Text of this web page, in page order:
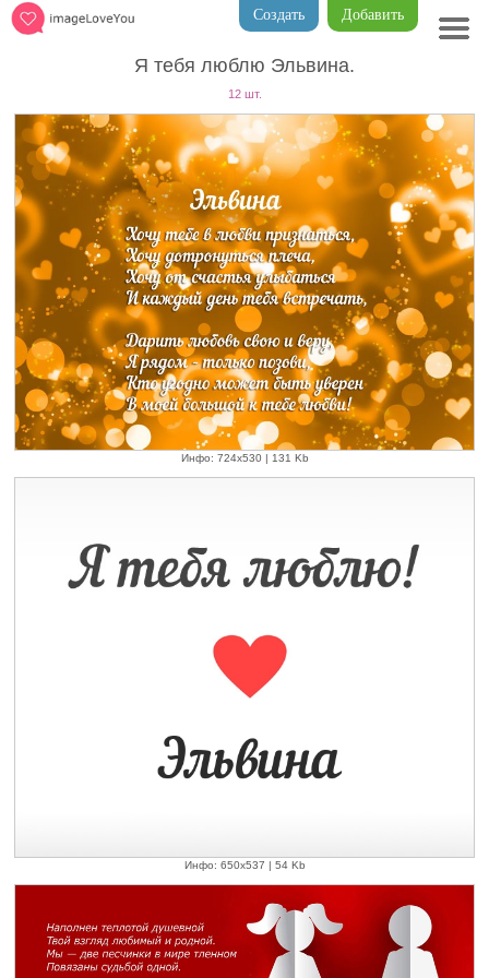
Добавить
Создать
Я тебя люблю Эльвина.
12 шт.
Инфо: 724х530 | 131 Kb
Инфо: 650х537 | 54 Kb